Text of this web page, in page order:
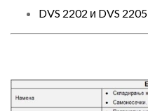
DVS 2202 и DVS 2205